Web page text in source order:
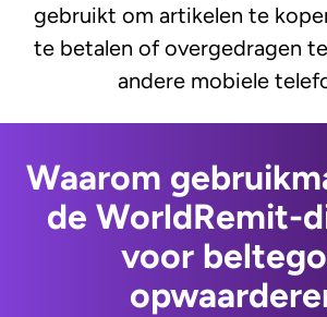
gebruikt om artikelen te
te betalen of overgedragen
andere mobiele
Waarom
de WorldRemit-
voor